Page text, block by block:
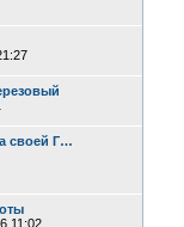
своей Г…
11:02